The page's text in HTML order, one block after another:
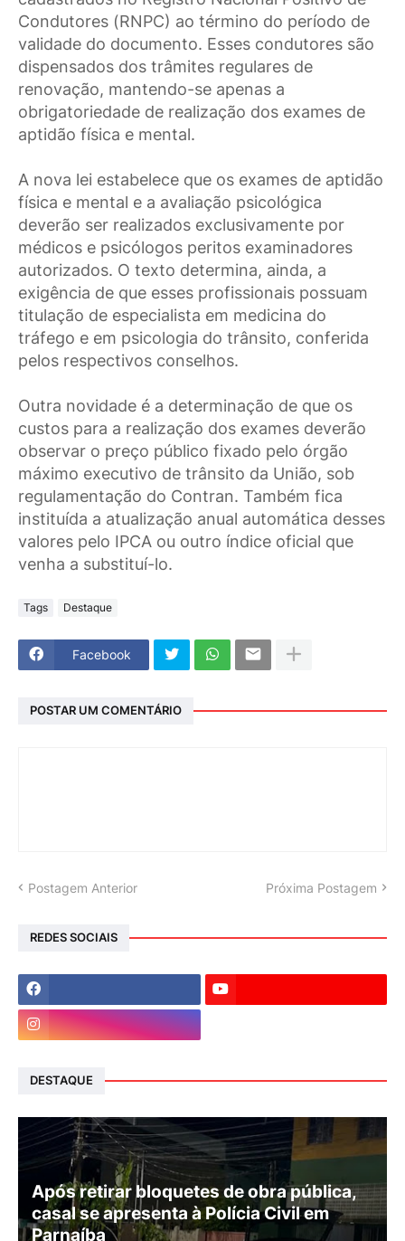
Condutores (RNPC) ao término do período de
validade do documento. Esses condutores são
dispensados dos trâmites regulares de
renovação, mantendo-se apenas a
obrigatoriedade de realização dos exames de
aptidão física e mental.
A nova lei estabelece que os exames de aptidão
física e mental e a avaliação psicológica
deverão ser realizados exclusivamente por
médicos e psicólogos peritos examinadores
autorizados. O texto determina, ainda, a
exigência de que esses profissionais possuam
titulação de especialista em medicina do
tráfego e em psicologia do trânsito, conferida
pelos respectivos conselhos.
Outra novidade é a determinação de que os
custos para a realização dos exames deverão
observar o preço público fixado pelo órgão
máximo executivo de trânsito da União, sob
regulamentação do Contran. Também fica
instituída a atualização anual automática desses
valores pelo IPCA ou outro índice oficial que
venha a substituí-lo.
Tags Destaque
Facebook
POSTAR UM COMENTÁRIO
Postagem Anterior Próxima Postagem
REDES SOCIAIS
DESTAQUE
Após retirar bloquetes de obra pública,
casal se apresenta à Polícia Civil em
Parnaíba